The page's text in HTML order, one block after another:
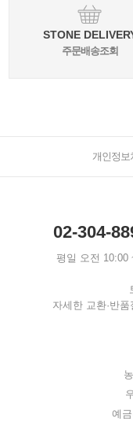
STONE
주문배송조회
개인정보
02-304-
평일 오전 10:00
자세한 교환·반
예